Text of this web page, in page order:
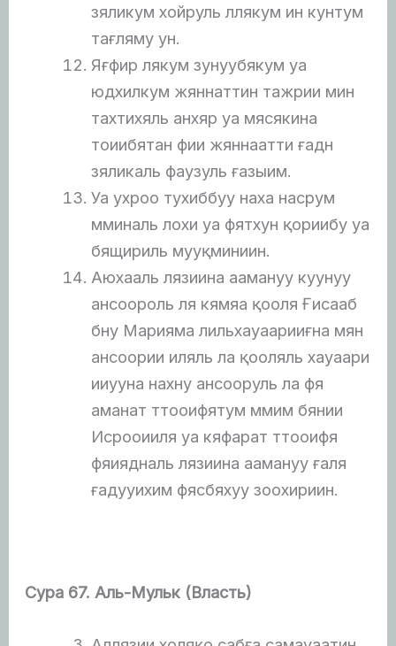
зяликум хойруль ллякум ин кунтум
тағляму ун.
Яғфир лякум зунуубякум уа
юдхилкум жяннаттин тажрии мин
тахтихяль анхяр уа мясякина
тоиибятан фии жяннаатти ғадн
зяликаль фаузуль ғазыим.
Уа ухроо тухиббуу наха насрум
мминаль лохи уа фятхун қориибу уа
бящириль мууқминиин.
Аюхааль лязиина аамануу куунуу
ансоороль ля кямяа қооля Ғисааб
бну Марияма лильхауаарииғна мян
ансоории иляль ла қооляль хауаари
ииууна нахну ансооруль ла фя
аманат ттооифятум ммим бянии
Исрооииля уа кяфарат ттооифя
фяиядналь лязиина аамануу ғаля
ғадууихим фясбяхуу зоохириин.
Сура 67. Аль-Мульк (Власть)